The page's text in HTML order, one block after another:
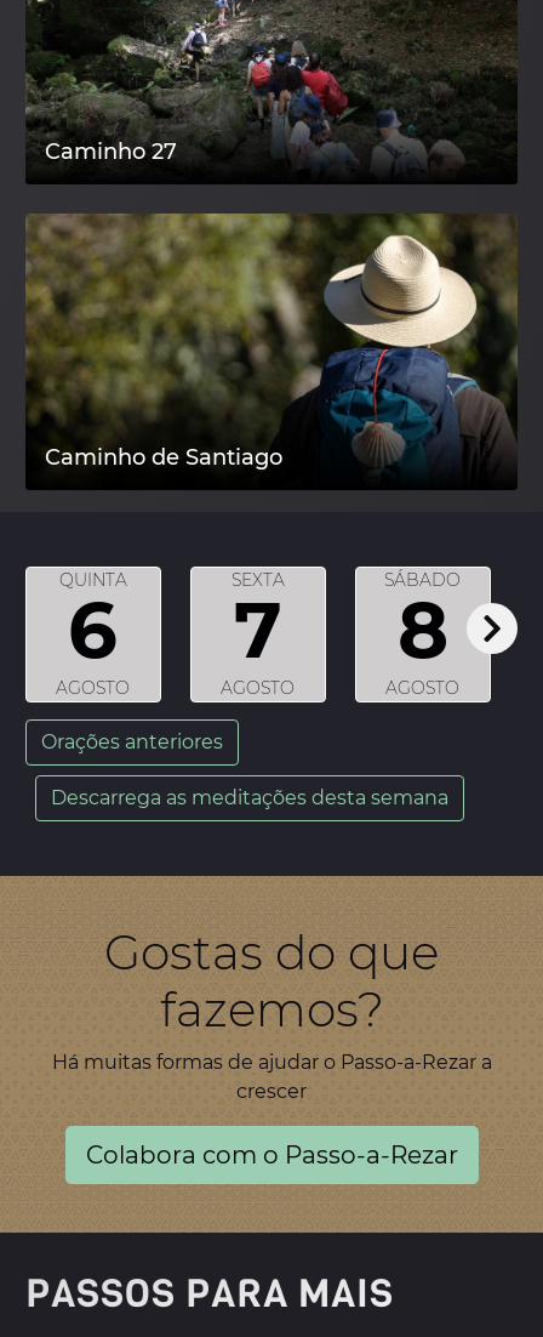
Caminho 27
Caminho de Santiago
QUINTA
6
AGOSTO
SEXTA
7
AGOSTO
SÁBADO
8
AGOSTO
Orações anteriores
Descarrega as meditações desta semana
Gostas do que
fazemos?
Há muitas formas de ajudar o Passo-a-Rezar a
crescer
Colabora com o Passo-a-Rezar
PASSOS PARA MAIS